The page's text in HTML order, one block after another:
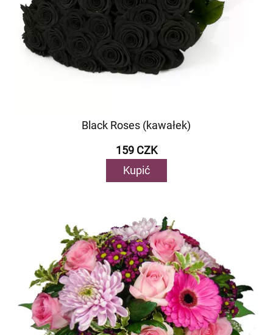
Black Roses (kawałek)
159 CZK
Kupić